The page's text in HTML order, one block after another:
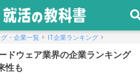
・企業一覧 IT企業ランキング
ドウェア業界の企業ランキング
性も